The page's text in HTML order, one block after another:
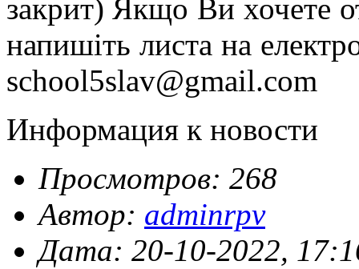
закрит) Якщо Ви хочете
напишіть листа на
school5slav@gmail.com
Информация к новости
Просмотров: 268
Автор: adminrpv
Дата: 20-10-2022,